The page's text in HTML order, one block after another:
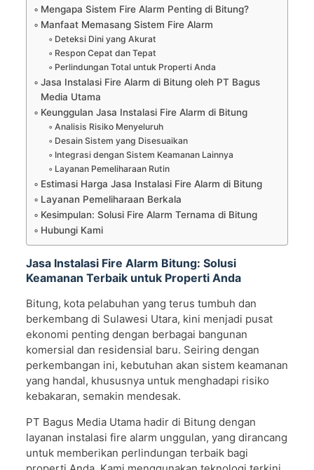
Mengapa Sistem Fire Alarm Penting di Bitung?
Manfaat Memasang Sistem Fire Alarm
Deteksi Dini yang Akurat
Respon Cepat dan Tepat
Perlindungan Total untuk Properti Anda
Jasa Instalasi Fire Alarm di Bitung oleh PT Bagus
Media Utama
Keunggulan Jasa Instalasi Fire Alarm di Bitung
Analisis Risiko Menyeluruh
Desain Sistem yang Disesuaikan
Integrasi dengan Sistem Keamanan Lainnya
Layanan Pemeliharaan Rutin
Estimasi Harga Jasa Instalasi Fire Alarm di Bitung
Layanan Pemeliharaan Berkala
Kesimpulan: Solusi Fire Alarm Ternama di Bitung
Hubungi Kami
Jasa Instalasi Fire Alarm Bitung: Solusi
Keamanan Terbaik untuk Properti Anda
Bitung, kota pelabuhan yang terus tumbuh dan
berkembang di Sulawesi Utara, kini menjadi pusat
ekonomi penting dengan berbagai bangunan
komersial dan residensial baru. Seiring dengan
perkembangan ini, kebutuhan akan sistem keamanan
yang handal, khususnya untuk menghadapi risiko
kebakaran, semakin mendesak.
PT Bagus Media Utama hadir di Bitung dengan
layanan instalasi fire alarm unggulan, yang dirancang
untuk memberikan perlindungan terbaik bagi